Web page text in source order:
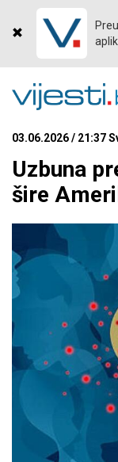
03.06.2026 / 21:37
Uzbuna
šire